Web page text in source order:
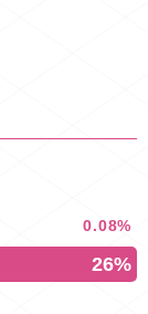
26%
0.08%